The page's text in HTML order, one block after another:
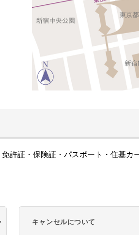
許証・保険証・パスポート・住基カ
キャンセルについて